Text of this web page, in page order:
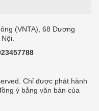
(VNTA), 68 Dương
Chỉ được phát hành
ý bằng văn bản của